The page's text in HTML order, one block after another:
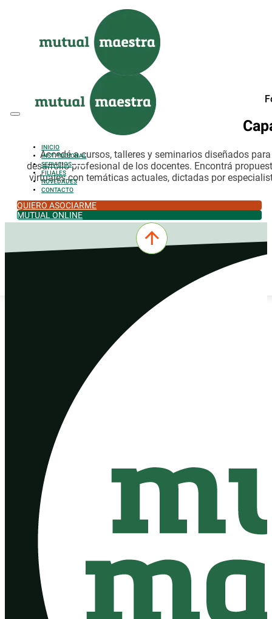
Saltar al pie de página
INICIO
INSTITUCIONAL
SERVICIOS
FILIALES
NOVEDADES
CONTACTO
QUIERO ASOCIARME
MUTUAL ONLINE
Accedé a cursos, talleres y seminarios diseñados
desarrollo profesional de los docentes. Encontrá
virtuales con temáticas actuales, dictadas por